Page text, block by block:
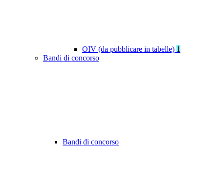
OIV (da pubblicare in tabelle) 1
Bandi di concorso
Bandi di concorso